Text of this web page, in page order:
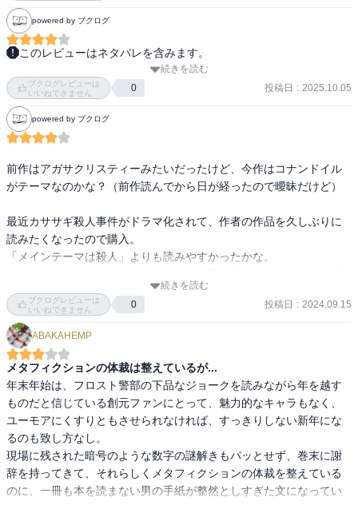
・・・
前回読んだシリーズ第一弾『メインテーマは殺人』では、どうにも
ホロウィッツ氏と探偵ホーソーンの仲が良くなくて、それがちょっ
今回もどうかなと思いましたが、ちょっとした衝突は相変わらず。
でも何というか、そういう衝突もこなれてきた？というか、ホロウ
探ろうとして暗躍？するなど、頑張っていましたね。
居心地の悪さもそこまでなく、むしろ面白く読めました。
ただ今回も、ホロウィッツ氏は迷推理をかましたり、ちょっとずっ
こけた立ち位置でしたが、前回と今回を両方読んで、ホロウィッツ
氏は言わば読者の投影として自らを描いているのかな、と思いまし
た。
いくら脚本家と言えども本職の警察官とは違うし、そのあたりは実
力にギャップがあるわけで、そのギャップをホーソーンが鮮やかに
回収するところにwho’d-done-itの面白さも光るのだと感じた次第。
でも筆者はちょっと自分役を意図的に落とし過ぎているかもしれま
せんね笑。
そうそう、本作で結局殺人事件に絡まなかったインド系の筋ジスト
ロフィの少年がいました（ホーソーンの友人とか）。どうやらホー
１巻と2巻を比べると、似ている点があります。
過去の事故または事件が、今の事件に深く関わっていること。
ストーリーの終盤で、主人公が犯人と対峙する場面。
ハッピーエンドではないこと。
どれも、シリーズものにはよくあることかもしれませんが、
私には、これが続くと物足りないなという気持ちもあります。
個人的な好みのレベルの話ではありますが…
ちなみに、犯人は途中でわかりました。
あと「補遺」のところに書かれていたことから、この事件全体にう
ずまく、
考えさせる内容でもありました。
でもその反面、「補遺」の内容をもっと深掘りして書いてほしい！
powered by ブクログ
このレビューはネタバレを含みます。
『メインテーマは殺人』を読んでそのまま一気にこちらも読んでし
まった。ホーソーンの暮らしも少し垣間見えたり、読書会とか意外
な一面が見えたり面白かった。事件の方もとても面白い。シャーロ
ック・ホームズとの関連とかも面白くて良いな～。
続きを読む
ブクログレビューは
いいねできません
0 投稿日 : 2025.10.05
powered by ブクログ
前作はアガサクリスティーみたいだったけど、今作はコナンドイル
がテーマなのかな？（前作読んでから日が経ったので曖昧だけど）
最近カササギ殺人事件がドラマ化されて、作者の作品を久しぶりに
読みたくなったので購入。
「メインテーマは殺人」よりも読みやすかったかな。
白かったです。
続きを読む
ブクログレビューは
いいねできません
0 投稿日 : 2024.09.15
ABAKAHEMP
メタフィクションの体裁は整えているが...
年末年始は、フロスト警部の下品なジョークを読みながら年を越す
ものだと信じている創元ファンにとって、魅力的なキャラもなく、
ユーモアにくすりともさせられなければ、すっきりしない新年にな
るのも致し方なし。
現場に残された暗号のような数字の謎解きもパッとせず、巻末に謝
辞を持ってきて、それらしくメタフィクションの体裁を整えている
のに、一冊も本を読まない男の手紙が整然としすぎた文になってい